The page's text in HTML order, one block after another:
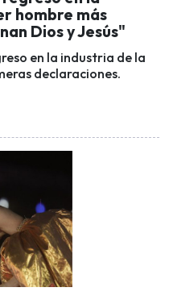
hombre más
Dios y Jesús"
en la industria de la
declaraciones.